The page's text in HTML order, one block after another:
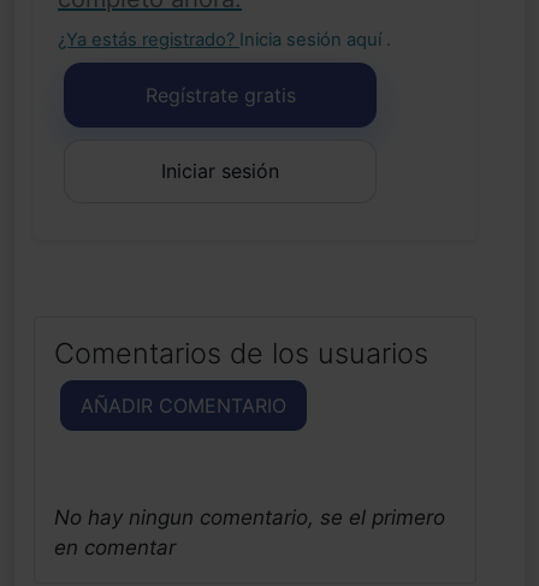
¿Ya estás registrado? Inicia sesión aquí .
Regístrate gratis
Iniciar sesión
Comentarios de los usuarios
AÑADIR COMENTARIO
No hay ningun comentario, se el primero
en comentar